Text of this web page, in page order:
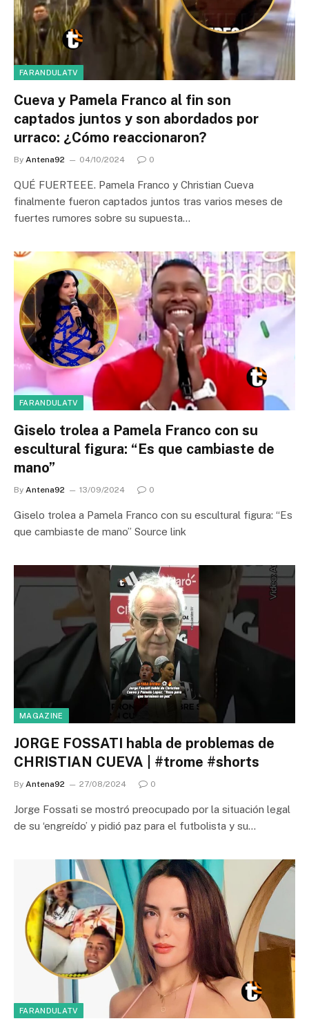
FARANDULATV
Cueva y Pamela Franco al fin son
captados juntos y son abordados por
urraco: ¿Cómo reaccionaron?
By Antena92 04/10/2024 0
QUÉ FUERTEEE. Pamela Franco y Christian Cueva
finalmente fueron captados juntos tras varios meses de
fuertes rumores sobre su supuesta…
FARANDULATV
Giselo trolea a Pamela Franco con su
escultural figura: “Es que cambiaste de
mano”
By Antena92 13/09/2024 0
Giselo trolea a Pamela Franco con su escultural figura: “Es
que cambiaste de mano” Source link
MAGAZINE
JORGE FOSSATI habla de problemas de
CHRISTIAN CUEVA | #trome #shorts
By Antena92 27/08/2024 0
Jorge Fossati se mostró preocupado por la situación legal
de su ‘engreído’ y pidió paz para el futbolista y su…
FARANDULATV